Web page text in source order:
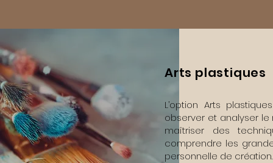
Arts plastiques
L’option Arts
observer et analyser le
maîtriser des
comprendre les
personnelle de création.